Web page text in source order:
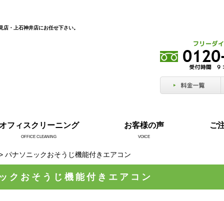
・上石神井店にお任せ下さい。
フィスクリーニング
OFFICE CLEANING
お客様の声
VOICE
ご
パナソニックおそうじ機能付きエアコン
クおそうじ機能付きエアコン